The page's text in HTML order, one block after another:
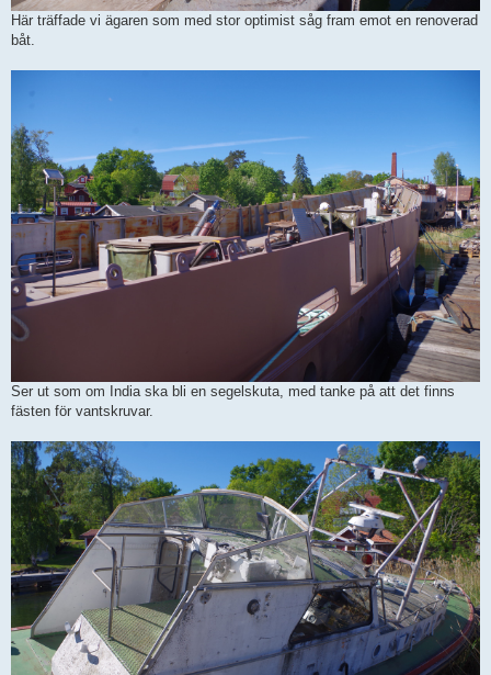
Här träffade vi ägaren som med stor optimist såg fram emot en renoverad
båt.
Ser ut som om India ska bli en segelskuta, med tanke på att det finns
fästen för vantskruvar.